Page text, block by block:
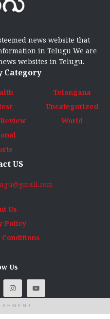
news website that
in Telugu We are
websites in Telugu.
Category
Telangana
Uncategorized
World
US
Us
Policy
Us